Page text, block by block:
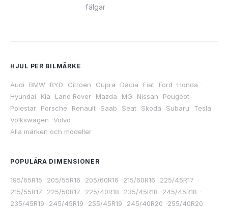
fälgar
HJUL PER BILMÄRKE
Audi ·BMW ·BYD ·Citroen ·Cupra ·Dacia ·Fiat ·Ford ·Honda ·
Hyundai ·Kia ·Land Rover ·Mazda ·MG ·Nissan ·Peugeot ·
Polestar ·Porsche ·Renault ·Saab ·Seat ·Skoda ·Subaru ·Tesla ·
Volkswagen ·Volvo
Alla märken och modeller
POPULÄRA DIMENSIONER
195/65R15 ·205/55R16 ·205/60R16 ·215/60R16 ·225/45R17 ·
215/55R17 ·225/50R17 ·225/40R18 ·235/45R18 ·245/45R18 ·
235/45R19 ·245/45R19 ·255/45R19 ·245/40R20 ·255/40R20 ·